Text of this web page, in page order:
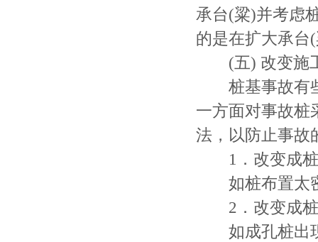
承台(粱)并考虑
的是在扩大承台
(五) 改变施
桩基事故有些
一方面对事故桩
法，以防止事故
1．改变成桩
如桩布置太密
2．改变成
如成孔桩出现